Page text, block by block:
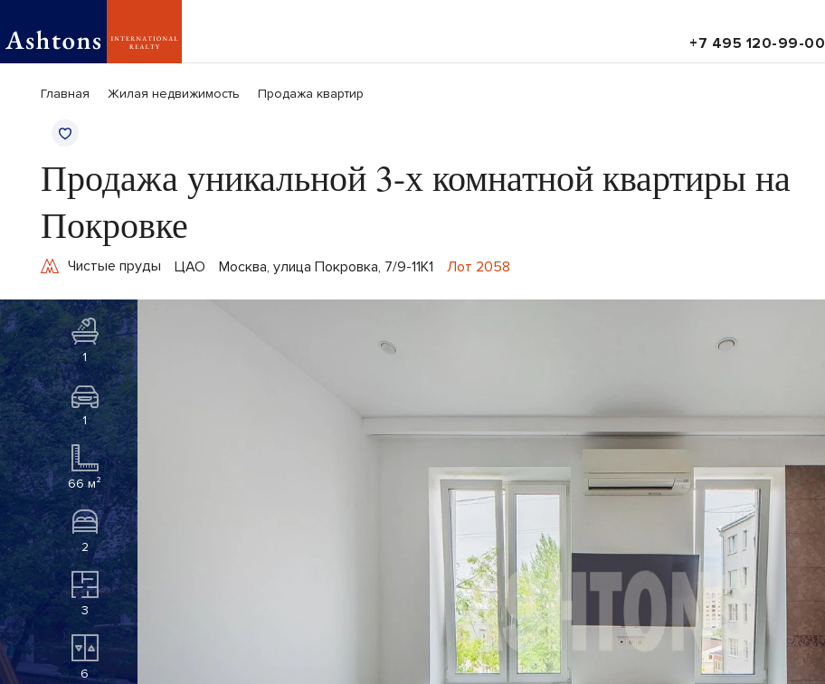
+7 495 120-99-00
Главная Жилая недвижимость Продажа квартир
Продажа уникальной 3-х комнатной квартиры на
Покровке
Чистые пруды ЦАО Москва, улица Покровка, 7/9-11К1 Лот 2058
1
1
66 м²
2
3
6